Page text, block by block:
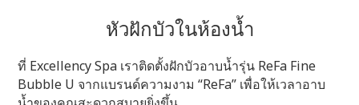
หัวฝักบัวในห้องน้ำ
ที่ Excellency Spa เราติดตั้งฝักบัวอาบน้ำรุ่น ReFa Fine
Bubble U จากแบรนด์ความงาม “ReFa” เพื่อให้เวลาอาบ